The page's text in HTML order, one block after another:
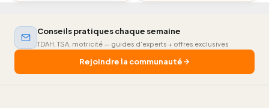
peuvent
être
Conseils pratiques chaque semaine
TDAH, TSA, motricité — guides d'experts + offres exclusives
Rejoindre la communauté